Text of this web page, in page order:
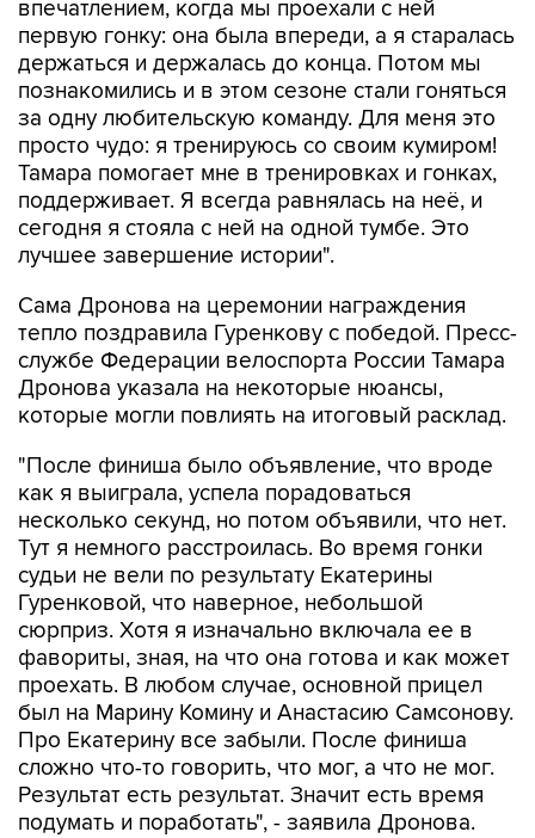
впечатлением, когда мы проехали с ней
первую гонку: она была впереди, а я старалась
держаться и держалась до конца. Потом мы
познакомились и в этом сезоне стали гоняться
за одну любительскую команду. Для меня это
просто чудо: я тренируюсь со своим кумиром!
Тамара помогает мне в тренировках и гонках,
поддерживает. Я всегда равнялась на неё, и
сегодня я стояла с ней на одной тумбе. Это
лучшее завершение истории".
Сама Дронова на церемонии награждения
тепло поздравила Гуренкову с победой. Пресс-
службе Федерации велоспорта России Тамара
Дронова указала на некоторые нюансы,
которые могли повлиять на итоговый расклад.
"После финиша было объявление, что вроде
как я выиграла, успела порадоваться
несколько секунд, но потом объявили, что нет.
Тут я немного расстроилась. Во время гонки
судьи не вели по результату Екатерины
Гуренковой, что наверное, небольшой
сюрприз. Хотя я изначально включала ее в
фавориты, зная, на что она готова и как может
проехать. В любом случае, основной прицел
был на Марину Комину и Анастасию Самсонову.
Про Екатерину все забыли. После финиша
сложно что-то говорить, что мог, а что не мог.
Результат есть результат. Значит есть время
подумать и поработать", - заявила Дронова.